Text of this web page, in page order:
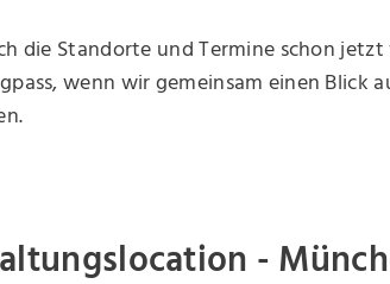
die Standorte und Termine schon
wenn wir gemeinsam einen Blick
-